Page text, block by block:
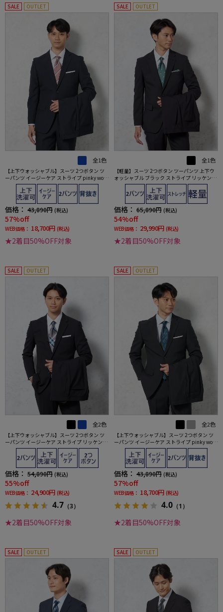
SALE OUTLET
全1色
【上下ウォッシャブル】スーツ 2つボタン ツ
ーパンツ イージーケア ストライプ pinky wol
価格： 43,890円 (税込)
57%off
WEB価格： 18,700円 (税込)
★2着目50%OFF対象
SALE OUTLET
全1色
【軽量】スーツ 2つボタン ツーパンツ 上下ウ
ォッシャブル ブラック ストライプ リッケンバ
ッカー 春夏
価格： 65,890円 (税込)
54%off
WEB価格： 29,990円 (税込)
★2着目50%OFF対象
SALE OUTLET
全2色
【上下ウォッシャブル】スーツ 2つボタン ツ
ーパンツ イージーケア ストライプ リッケンバ
ッカー
価格： 54,890円 (税込)
55%off
WEB価格： 24,900円 (税込)
4.7 （3）
★2着目50%OFF対象
SALE OUTLET
全2色
【上下ウォッシャブル】スーツ 2つボタン ツ
ーパンツ イージーケア ストライプ pinky wol
価格： 43,890円 (税込)
57%off
WEB価格： 18,700円 (税込)
4.0 （1）
★2着目50%OFF対象
SALE OUTLET SALE OUTLET